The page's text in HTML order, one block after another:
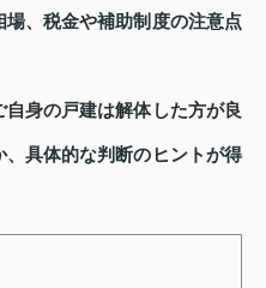
、税金や補助制度の注意点
身の戸建は解体した方が良
具体的な判断のヒントが得